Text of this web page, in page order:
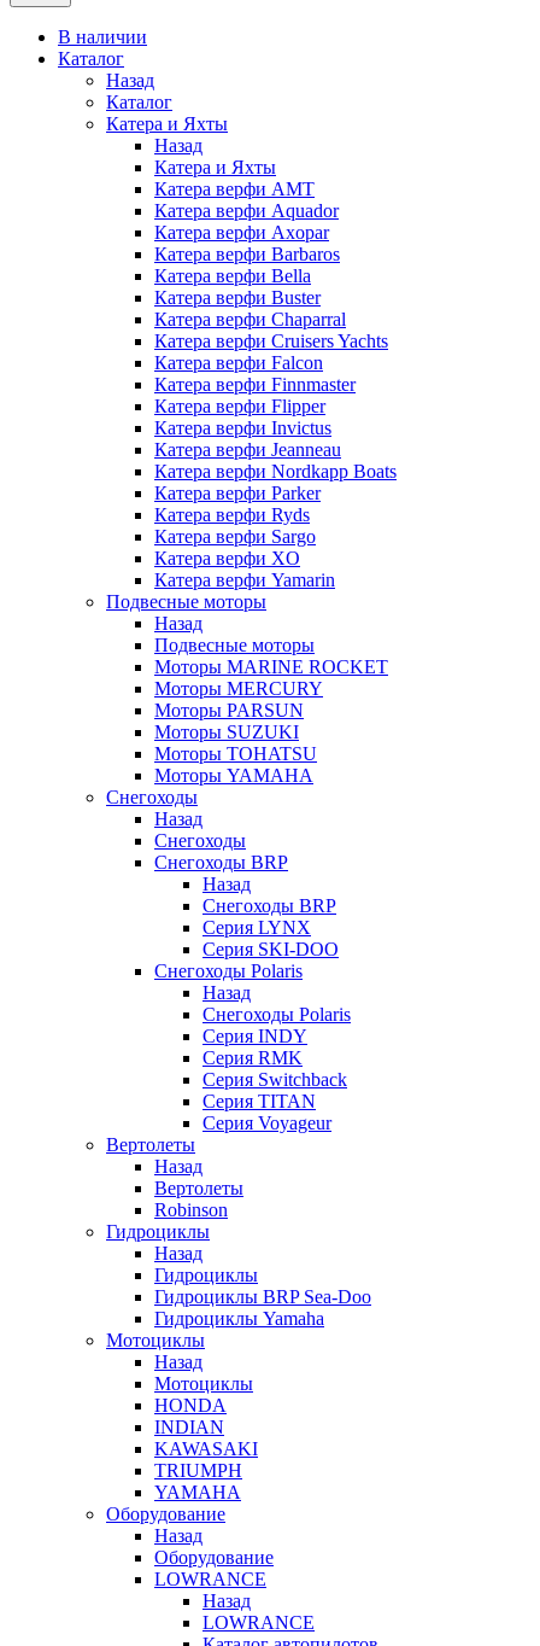
В наличии
Каталог
Назад
Каталог
Катера и Яхты
Назад
Катера и Яхты
Катера верфи AMT
Катера верфи Aquador
Катера верфи Axopar
Катера верфи Barbaros
Катера верфи Bella
Катера верфи Buster
Катера верфи Chaparral
Катера верфи Cruisers Yachts
Катера верфи Falcon
Катера верфи Finnmaster
Катера верфи Flipper
Катера верфи Invictus
Катера верфи Jeanneau
Катера верфи Nordkapp Boats
Катера верфи Parker
Катера верфи Ryds
Катера верфи Sargo
Катера верфи XO
Катера верфи Yamarin
Подвесные моторы
Назад
Подвесные моторы
Моторы MARINE ROCKET
Моторы MERCURY
Моторы PARSUN
Моторы SUZUKI
Моторы TOHATSU
Моторы YAMAHA
Снегоходы
Назад
Снегоходы
Снегоходы BRP
Назад
Снегоходы BRP
Серия LYNX
Серия SKI-DOO
Снегоходы Polaris
Назад
Снегоходы Polaris
Серия INDY
Серия RMK
Серия Switchback
Серия TITAN
Серия Voyageur
Вертолеты
Назад
Вертолеты
Robinson
Гидроциклы
Назад
Гидроциклы
Гидроциклы BRP Sea-Doo
Гидроциклы Yamaha
Мотоциклы
Назад
Мотоциклы
HONDA
INDIAN
KAWASAKI
TRIUMPH
YAMAHA
Оборудование
Назад
Оборудование
LOWRANCE
Назад
LOWRANCE